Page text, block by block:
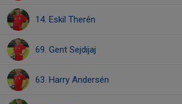
14. Eskil Therén
69. Gent Sejdijaj
63. Harry Andersén